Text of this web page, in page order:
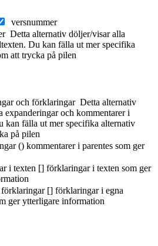
versnummer
Detta alternativ döljer/visar alla
Du kan fälla ut mer specifika
att trycka på pilen
och förklaringar Detta alternativ
expanderingar och kommentarer i
kan fälla ut mer specifika alternativ
på pilen
() kommentarer i parentes som ger
i texten [] förklaringar i texten som ger
förklaringar [] förklaringar i egna
ger ytterligare information